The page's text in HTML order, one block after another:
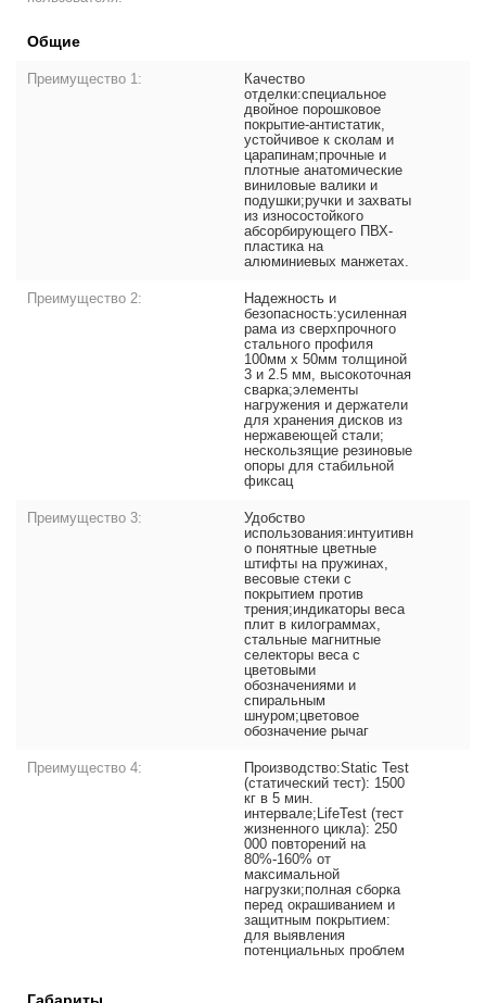
Общие
Преимущество 1:
Качество
отделки:специальное
двойное порошковое
покрытие-антистатик,
устойчивое к сколам и
царапинам;прочные и
плотные анатомические
виниловые валики и
подушки;ручки и захваты
из износостойкого
абсорбирующего ПВХ-
пластика на
алюминиевых манжетах.
Преимущество 2:
Надежность и
безопасность:усиленная
рама из сверхпрочного
стального профиля
100мм x 50мм толщиной
3 и 2.5 мм, высокоточная
сварка;элементы
нагружения и держатели
для хранения дисков из
нержавеющей стали;
нескользящие резиновые
опоры для стабильной
фиксац
Преимущество 3:
Удобство
использования:интуитивн
о понятные цветные
штифты на пружинах,
весовые стеки с
покрытием против
трения;индикаторы веса
плит в килограммах,
стальные магнитные
селекторы веса с
цветовыми
обозначениями и
спиральным
шнуром;цветовое
обозначение рычаг
Преимущество 4:
Производство:Static Test
(статический тест): 1500
кг в 5 мин.
интервале;LifeTest (тест
жизненного цикла): 250
000 повторений на
80%-160% от
максимальной
нагрузки;полная сборка
перед окрашиванием и
защитным покрытием:
для выявления
потенциальных проблем